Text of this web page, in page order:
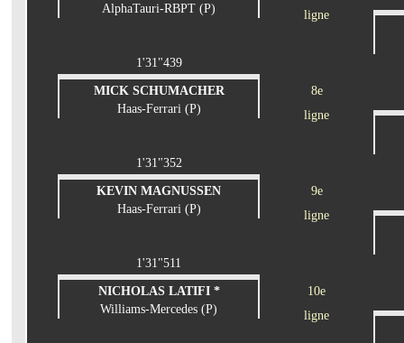
AlphaTauri-RBPT (P)
ligne
1'31"439
MICK SCHUMACHER
Haas-Ferrari (P)
8e
ligne
1'31"352
KEVIN MAGNUSSEN
Haas-Ferrari (P)
9e
ligne
1'31"511
NICHOLAS LATIFI *
Williams-Mercedes (P)
10e
ligne